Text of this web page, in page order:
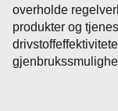
overholde
produkter og